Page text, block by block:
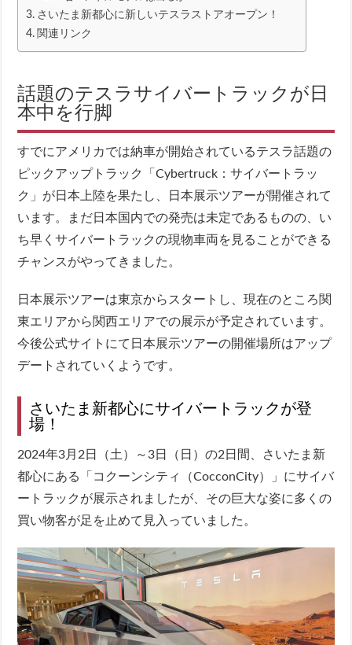
さいたま新都心に新しいテスラストアオープン！
関連リンク
話題のテスラサイバートラックが日
本中を行脚
すでにアメリカでは納車が開始されているテスラ話題の
ピックアップトラック「Cybertruck：サイバートラッ
ク」が日本上陸を果たし、日本展示ツアーが開催されて
います。まだ日本国内での発売は未定であるものの、い
ち早くサイバートラックの現物車両を見ることができる
チャンスがやってきました。
日本展示ツアーは東京からスタートし、現在のところ関
東エリアから関西エリアでの展示が予定されています。
今後公式サイトにて日本展示ツアーの開催場所はアップ
デートされていくようです。
さいたま新都心にサイバートラックが登
場！
2024年3月2日（土）～3日（日）の2日間、さいたま新
都心にある「コクーンシティ（CocconCity）」にサイバ
ートラックが展示されましたが、その巨大な姿に多くの
買い物客が足を止めて見入っていました。